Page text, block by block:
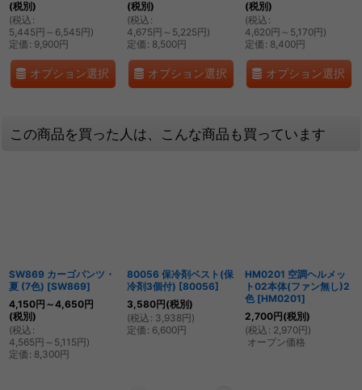
(税別)
(税込 :
5,445円 ～6,545円)
定価 : 9,900円
オプション選択
(税別)
(税込 :
4,675円 ～5,225円)
定価 : 8,500円
オプション選択
(税別)
(税込 :
4,620円 ～5,170円)
定価 : 8,400円
オプション選択
この商品を買った人は、こんな商品も買っています
SW869 カーゴパンツ・
夏 (7色) [SW869]
4,150円 ～4,650円
(税別)
(税込 :
4,565円 ～5,115円)
定価 : 8,300円
80056 保冷剤ベスト(保
冷剤3個付) [80056]
3,580円(税別)
(税込 : 3,938円)
定価 : 6,600円
HM0201 空調ヘルメッ
ト02本体(ファン無し)2
色 [HM0201]
2,700円(税別)
(税込 : 2,970円)
オープン価格